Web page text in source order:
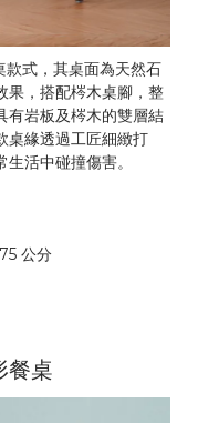
式，其桌面為天然石
果，搭配梣木桌腳，整
有岩板及梣木的雙層結
桌緣透過工匠細緻打
活中碰撞傷害。
公分
餐桌